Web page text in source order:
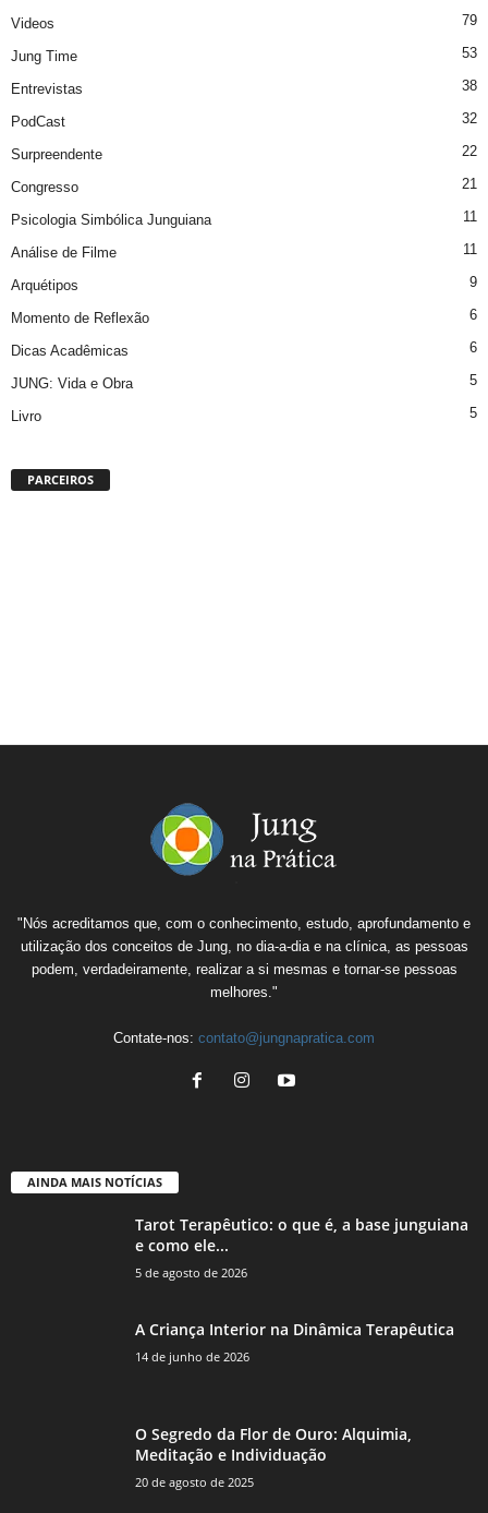
Videos 79
Jung Time 53
Entrevistas 38
PodCast 32
Surpreendente 22
Congresso 21
Psicologia Simbólica Junguiana 11
Análise de Filme 11
Arquétipos 9
Momento de Reflexão 6
Dicas Acadêmicas 6
JUNG: Vida e Obra 5
Livro 5
PARCEIROS
"Nós acreditamos que, com o conhecimento, estudo, aprofundamento e
utilização dos conceitos de Jung, no dia-a-dia e na clínica, as pessoas
podem, verdadeiramente, realizar a si mesmas e tornar-se pessoas
melhores."
Contate-nos: contato@jungnapratica.com
AINDA MAIS NOTÍCIAS
Tarot Terapêutico: o que é, a base junguiana
e como ele...
5 de agosto de 2026
A Criança Interior na Dinâmica Terapêutica
14 de junho de 2026
O Segredo da Flor de Ouro: Alquimia,
Meditação e Individuação
20 de agosto de 2025